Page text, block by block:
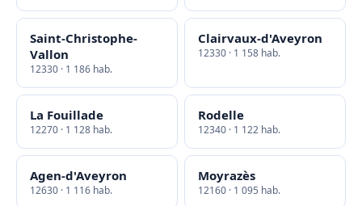
Saint-Christophe-
Vallon
12330 · 1 186 hab.
Clairvaux-d'Aveyron
12330 · 1 158 hab.
La Fouillade
12270 · 1 128 hab.
Rodelle
12340 · 1 122 hab.
Agen-d'Aveyron
12630 · 1 116 hab.
Moyrazès
12160 · 1 095 hab.